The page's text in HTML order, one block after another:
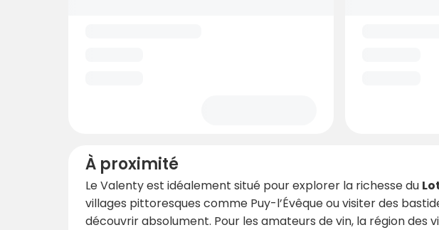
À proximité
Le Valenty est idéalement situé pour explorer la richesse du
villages pittoresques comme Puy-l’Évêque ou visiter des
découvrir absolument. Pour les amateurs de vin, la région des